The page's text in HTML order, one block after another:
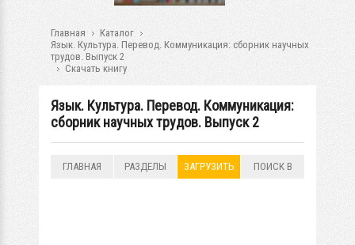
Главная
Каталог
Язык. Культура. Перевод. Коммуникация: сборник научных
трудов. Выпуск 2
Скачать книгу
Язык. Культура. Перевод. Коммуникация:
сборник научных трудов. Выпуск 2
ГЛАВНАЯ РАЗДЕЛЫ ЗАГРУЗИТЬ
ПОИСК В